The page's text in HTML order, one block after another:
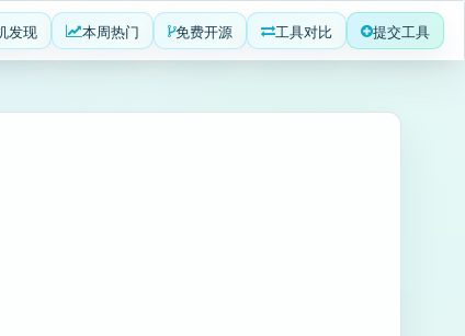
发现 本周热门 免费开源 工具对比 提交工具